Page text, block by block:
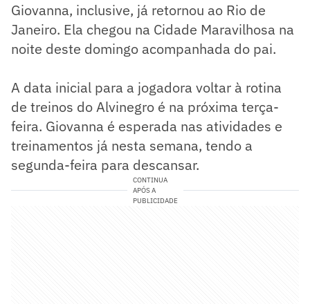
Giovanna, inclusive, já retornou ao Rio de
Janeiro. Ela chegou na Cidade Maravilhosa na
noite deste domingo acompanhada do pai.
A data inicial para a jogadora voltar à rotina
de treinos do Alvinegro é na próxima terça-
feira. Giovanna é esperada nas atividades e
treinamentos já nesta semana, tendo a
segunda-feira para descansar.
CONTINUA
APÓS A
PUBLICIDADE